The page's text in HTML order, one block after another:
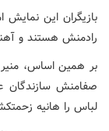
بازیگران این
رادمنش هستند و
بر همین اساس، منیر
صفامنش سازندگان
لباس را هانیه